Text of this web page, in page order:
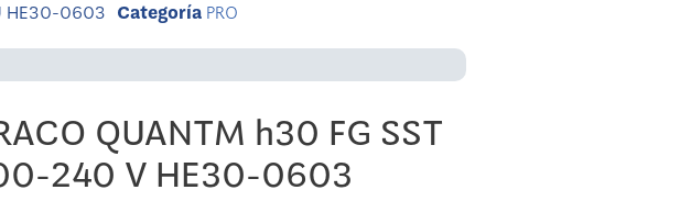
HE30-0603 Categoría PRO
QUANTM h30 FG SST
240 V HE30-0603